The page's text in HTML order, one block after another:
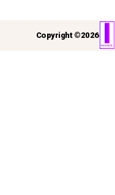
Copyright ©2026